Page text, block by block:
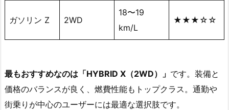
ガソリン Z 2WD
18〜19
km/L
★★★☆☆
最もおすすめなのは「HYBRID X（2WD）」 です。装備と
価格のバランスが良く、燃費性能もトップクラス。通勤や
街乗りが中心のユーザーには最適な選択肢です。